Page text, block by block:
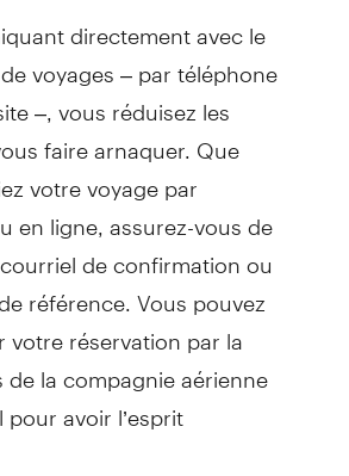
directement avec le
voyages – par téléphone
–, vous réduisez les
faire arnaquer. Que
votre voyage par
en ligne, assurez-vous de
de confirmation ou
référence. Vous pouvez
votre réservation par la
la compagnie aérienne
avoir l’esprit